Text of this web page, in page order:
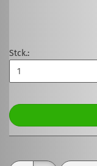
Stck.: